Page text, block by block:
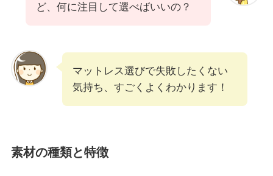
ど、何に注目して選べばいいの？
マットレス選びで失敗したくない
気持ち、すごくよくわかります！
素材の種類と特徴